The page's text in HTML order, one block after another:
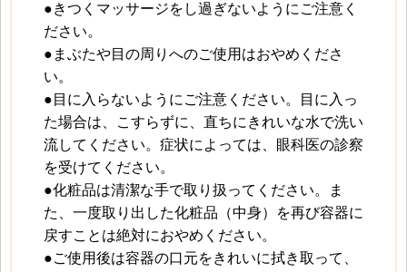
●きつくマッサージをし過ぎないようにご注意く
ださい。
●まぶたや目の周りへのご使用はおやめくださ
い。
●目に入らないようにご注意ください。目に入っ
た場合は、こすらずに、直ちにきれいな水で洗い
流してください。症状によっては、眼科医の診察
を受けてください。
●化粧品は清潔な手で取り扱ってください。ま
た、一度取り出した化粧品（中身）を再び容器に
戻すことは絶対におやめください。
●ご使用後は容器の口元をきれいに拭き取って、